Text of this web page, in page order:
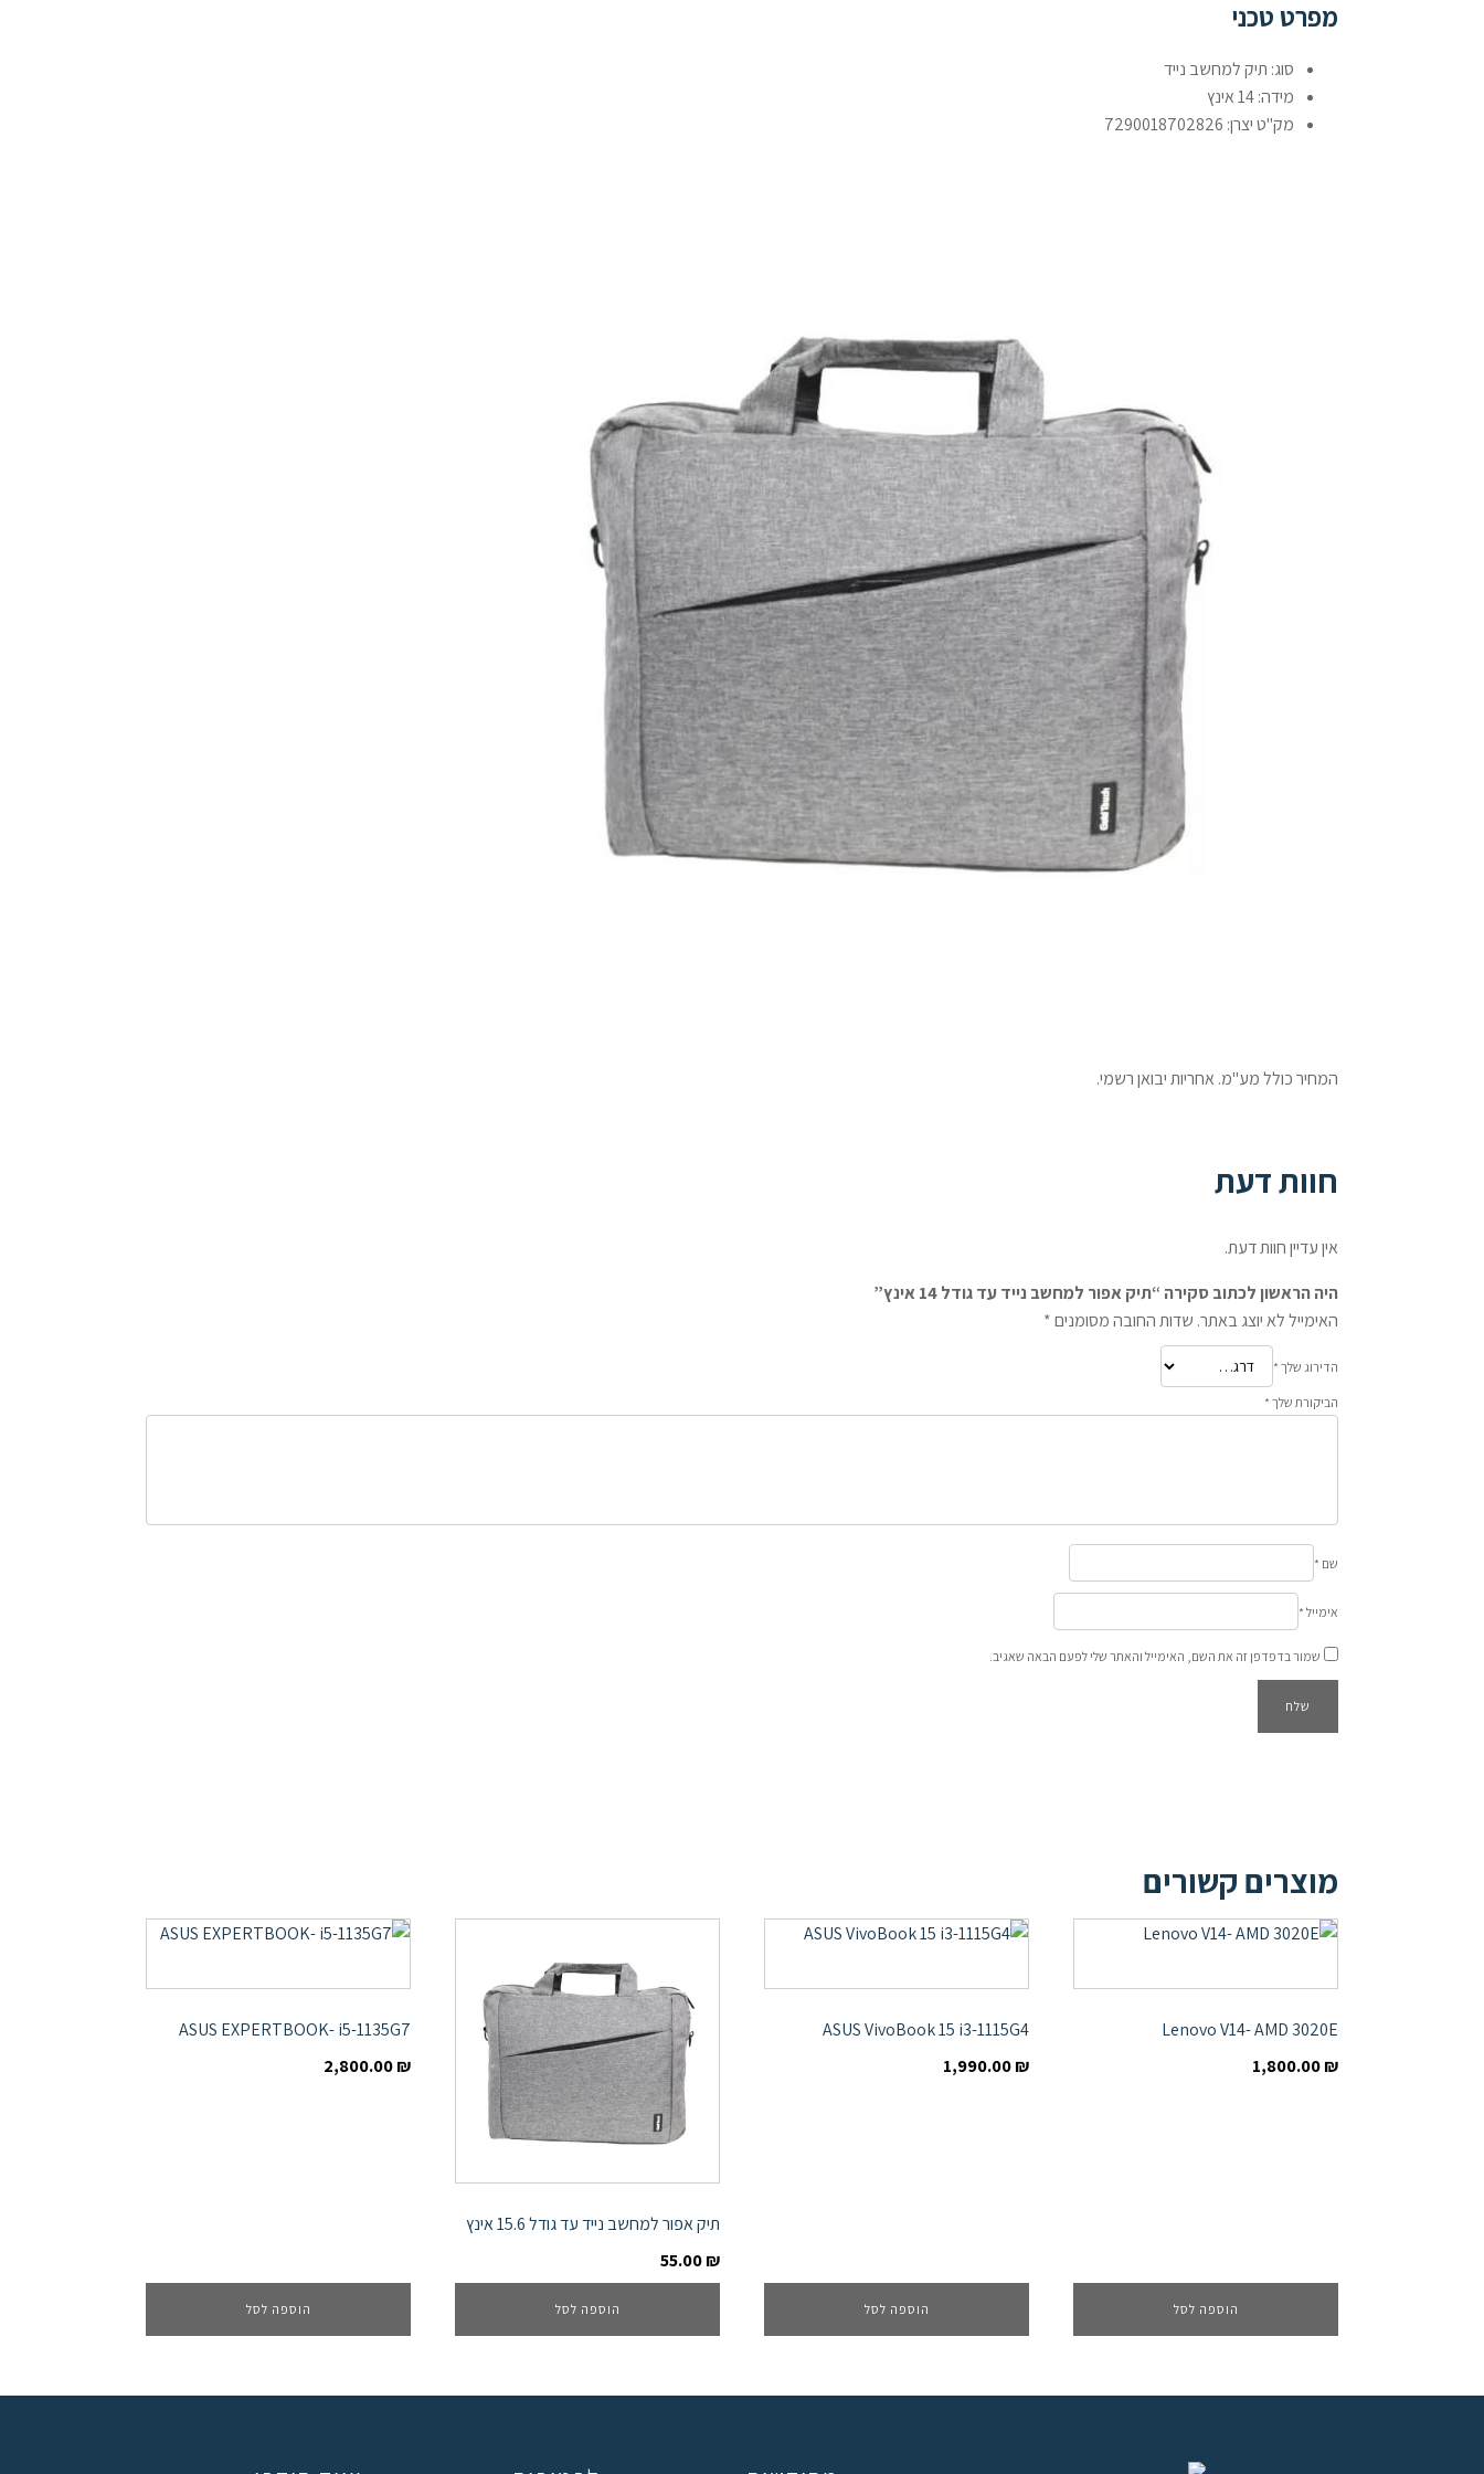
מפרט טכני
סוג: תיק למחשב נייד
מידה: 14 אינץ
מק"ט יצרן: 7290018702826
המחיר כולל מע"מ. אחריות יבואן רשמי.
חוות דעת
אין עדיין חוות דעת.
היה הראשון לכתוב סקירה “תיק אפור למחשב נייד עד גודל 14 אינץ”
האימייל לא יוצג באתר. שדות החובה מסומנים*
הדירוג שלך *
הביקורת שלך *
שם *
אימייל *
שמור בדפדפן זה את השם, האימייל והאתר שלי לפעם הבאה שאגיב.
מוצרים קשורים
Lenovo V14- AMD 3020E
1,800.00₪
הוספה לסל
ASUS VivoBook 15 i3-1115G4
1,990.00₪
הוספה לסל
תיק אפור למחשב נייד עד גודל 15.6 אינץ
55.00₪
הוספה לסל
ASUS EXPERTBOOK- i5-1135G7
2,800.00₪
הוספה לסל